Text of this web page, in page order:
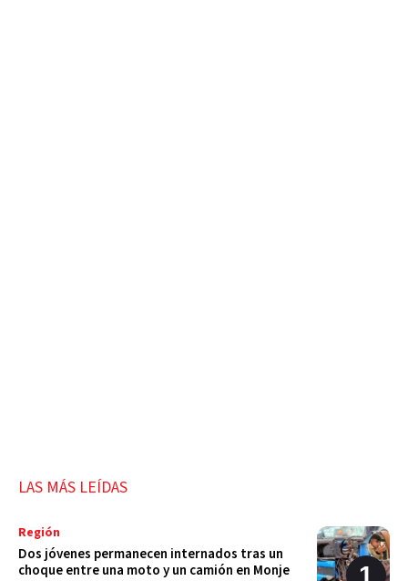
LAS MÁS LEÍDAS
Región
Dos jóvenes permanecen internados tras un
choque entre una moto y un camión en Monje